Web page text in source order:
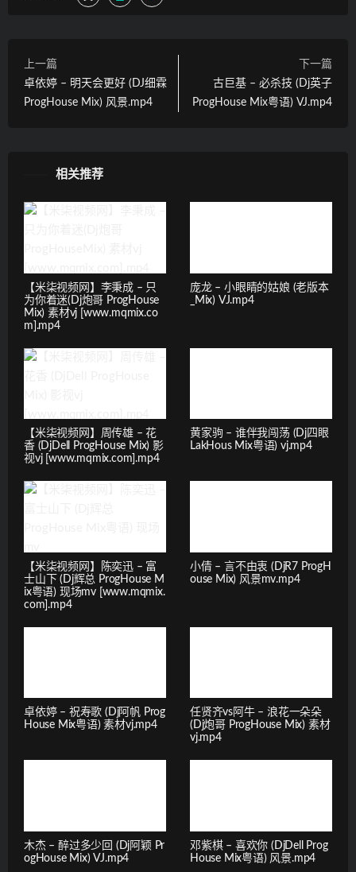
上一篇
卓依婷 – 明天会更好 (DJ细霖
ProgHouse Mix) 风景.mp4
下一篇
古巨基 – 必杀技 (Dj英子
ProgHouse Mix粤语) VJ.mp4
相关推荐
【米柒视频网】李秉成 – 只
为你着迷(Dj炮哥 ProgHouse
Mix) 素材vj [www.mqmix.co
m].mp4
庞龙 – 小眼睛的姑娘 (老版本
_Mix) VJ.mp4
【米柒视频网】周传雄 – 花
香 (DjDell ProgHouse Mix) 影
视vj [www.mqmix.com].mp4
黄家驹 – 谁伴我闯荡 (Dj四眼
LakHous Mix粤语) vj.mp4
【米柒视频网】陈奕迅 – 富
士山下 (Dj辉总 ProgHouse M
ix粤语) 现场mv [www.mqmix.
com].mp4
小倩 – 言不由衷 (DjR7 ProgH
ouse Mix) 风景mv.mp4
卓依婷 – 祝寿歌 (Dj阿帆 Prog
House Mix粤语) 素材vj.mp4
任贤齐vs阿牛 – 浪花一朵朵
(Dj炮哥 ProgHouse Mix) 素材
vj.mp4
木杰 – 醉过多少回 (Dj阿颖 Pr
ogHouse Mix) VJ.mp4
邓紫棋 – 喜欢你 (DjDell Prog
House Mix粤语) 风景.mp4